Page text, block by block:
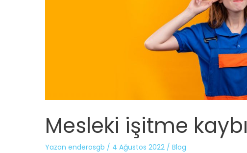
Mesleki işitme kaybı
Yazan enderosgb / 4 Ağustos 2022 / Blog